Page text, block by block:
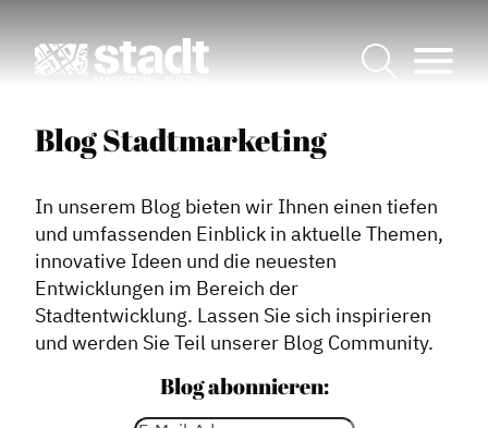
Blog Stadtmarketing
In unserem Blog bieten wir Ihnen einen tiefen
und umfassenden Einblick in aktuelle Themen,
innovative Ideen und die neuesten
Entwicklungen im Bereich der
Stadtentwicklung. Lassen Sie sich inspirieren
und werden Sie Teil unserer Blog Community.
Blog abonnieren: